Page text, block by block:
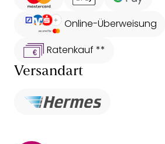
Online-Überweisung
Ratenkauf **
Versandart